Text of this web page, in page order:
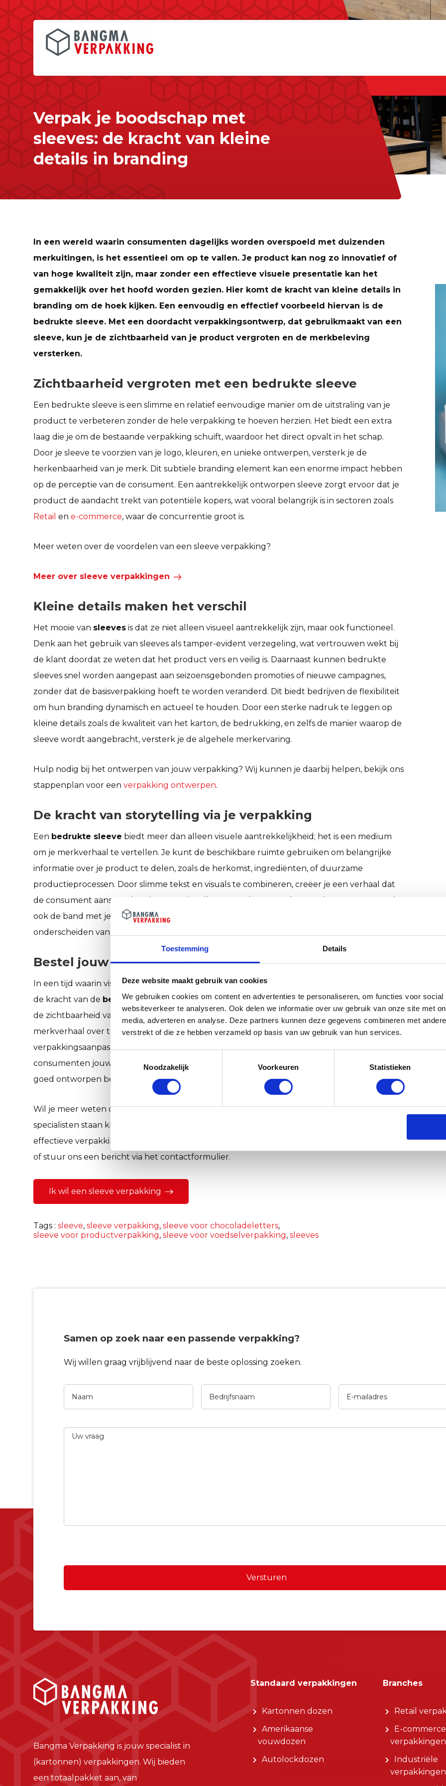
Toestemming Details
Deze website maakt gebruik van cookies
We gebruiken cookies om content en advertenties te personaliseren, om functies voor
websiteverkeer te analyseren. Ook delen we informatie over uw gebruik van onze site met
media, adverteren en analyse. Deze partners kunnen deze gegevens combineren met
verstrekt of die ze hebben verzameld op basis van uw gebruik van hun services.
Noodzakelijk
Voorkeuren Statistieken
Verpak je boodschap met
sleeves: de kracht van kleine
details in branding
In een wereld waarin consumenten dagelijks worden overspoeld met duizenden
merkuitingen, is het essentieel om op te vallen. Je product kan nog zo innovatief of
van hoge kwaliteit zijn, maar zonder een effectieve visuele presentatie kan het
gemakkelijk over het hoofd worden gezien. Hier komt de kracht van kleine details in
branding om de hoek kijken. Een eenvoudig en effectief voorbeeld hiervan is de
bedrukte sleeve. Met een doordacht verpakkingsontwerp, dat gebruikmaakt van een
sleeve, kun je de zichtbaarheid van je product vergroten en de merkbeleving
versterken.
Zichtbaarheid vergroten met een bedrukte sleeve
Een bedrukte sleeve is een slimme en relatief eenvoudige manier om de uitstraling van je
product te verbeteren zonder de hele verpakking te hoeven herzien. Het biedt een extra
laag die je om de bestaande verpakking schuift, waardoor het direct opvalt in het schap.
Door je sleeve te voorzien van je logo, kleuren, en unieke ontwerpen, versterk je de
herkenbaarheid van je merk. Dit subtiele branding element kan een enorme impact hebben
op de perceptie van de consument. Een aantrekkelijk ontworpen sleeve zorgt ervoor dat je
product de aandacht trekt van potentiële kopers, wat vooral belangrijk is in sectoren zoals
Retail ene-commerce, waar de concurrentie groot is.
Meer weten over de voordelen van een sleeve verpakking?
Meer over sleeve verpakkingen
Kleine details maken het verschil
Het mooie van sleeves is dat ze niet alleen visueel aantrekkelijk zijn, maar ook functioneel.
Denk aan het gebruik van sleeves als tamper-evident verzegeling, wat vertrouwen wekt bij
de klant doordat ze weten dat het product vers en veilig is. Daarnaast kunnen bedrukte
sleeves snel worden aangepast aan seizoensgebonden promoties of nieuwe campagnes,
zonder dat de basisverpakking hoeft te worden veranderd. Dit biedt bedrijven de flexibiliteit
om hun branding dynamisch en actueel te houden. Door een sterke nadruk te leggen op
kleine details zoals de kwaliteit van het karton, de bedrukking, en zelfs de manier waarop de
sleeve wordt aangebracht, versterk je de algehele merkervaring.
Hulp nodig bij het ontwerpen van jouw verpakking? Wij kunnen je daarbij helpen, bekijk ons
stappenplan voor eenverpakking ontwerpen.
De kracht van storytelling via je verpakking
Een bedrukte sleeve biedt meer dan alleen visuele aantrekkelijkheid; het is een medium
om je merkverhaal te vertellen. Je kunt de beschikbare ruimte gebruiken om belangrijke
informatie over je product te delen, zoals de herkomst, ingrediënten, of duurzame
productieprocessen. Door slimme tekst en visuals te combineren, creëer je een verhaal dat
de consument aanspreekt. Dit voegt niet alleen waarde toe aan het product, maar versterkt
ook de band met je klant. Het zijn de kleine, doordachte details die jouw product
onderscheiden van de rest.
Bestel jouw sleeves bij Bangma Verpakking
In een tijd waarin visuele communicatie en branding cruciaal zijn voor de merkbeleving, mag
de kracht van de bedrukte sleeveniet worden onderschat. Het is een detail dat niet alleen
de zichtbaarheid van je product vergroot, maar ook een tastbare manier is om je
merkverhaal over te brengen. Door te investeren in kleine, strategische
verpakkingsaanpassingen zoals een sleeve, kun je een groot verschil maken in hoe
consumenten jouw merk ervaren en onthouden. De kracht zit vaak in de details, en een
goed ontworpen bedrukte sleeve is daarvan een perfect voorbeeld.
Wil je meer weten over hoe sleeves jouw verpakkingen kunnen versterken? Onze
specialisten staan klaar om advies op maat te geven en jouw ideeën om te zetten in
effectieve verpakkingsoplossingen. Neem vandaag nog contact met ons op via 0321 – 312562
of stuur ons een bericht via het contactformulier.
Ik wil een sleeve verpakking
Tags :sleeve,sleeve verpakking,sleeve voor chocoladeletters,
sleeve voor productverpakking,sleeve voor voedselverpakking,sleeves
Samen op zoek naar een passende verpakking?
Wij willen graag vrijblijvend naar de beste oplossing zoeken.
Naam Bedrijfsnaam
E-
mailadres
Uw
vraag
Bangma Verpakking is jouw specialist in
(kartonnen) verpakkingen. Wij bieden
een totaalpakket aan, van
Standaard verpakkingen
Kartonnen dozen
Amerikaanse
vouwdozen
Autolockdozen
Branches
Retail
E-commerce
verpakkingen
Industriële
verpakkingen